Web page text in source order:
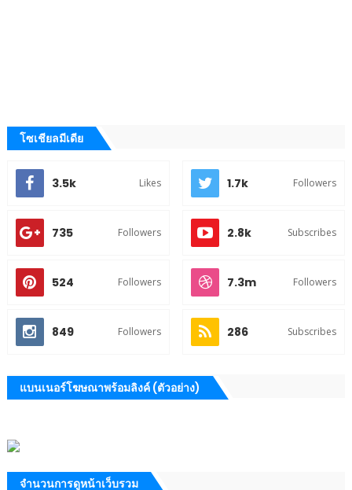
โซเชียลมีเดีย
3.5k Likes 1.7k Followers
735 Followers 2.8k Subscribes
524 Followers 7.3m Followers
849 Followers 286 Subscribes
แบนเนอร์โฆษณาพร้อมลิงค์ (ตัวอย่าง)
จำนวนการดูหน้าเว็บรวม